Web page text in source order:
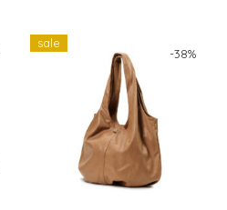
-38%
sale